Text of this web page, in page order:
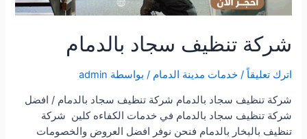
شركة تنظيف سجاد بالدمام
اترك تعليقاً /خدمات مدينة الدمام / بواسطة admin
شركة تنظيف سجاد بالدمام شركة تنظيف سجاد بالدمام / افضل
شركة تنظيف سجاد بالدمام في خدمات الكفاءه كلين شركة
تنظيف بالبخار بالدمام فنحن نوفر افضل العروض والخصومات